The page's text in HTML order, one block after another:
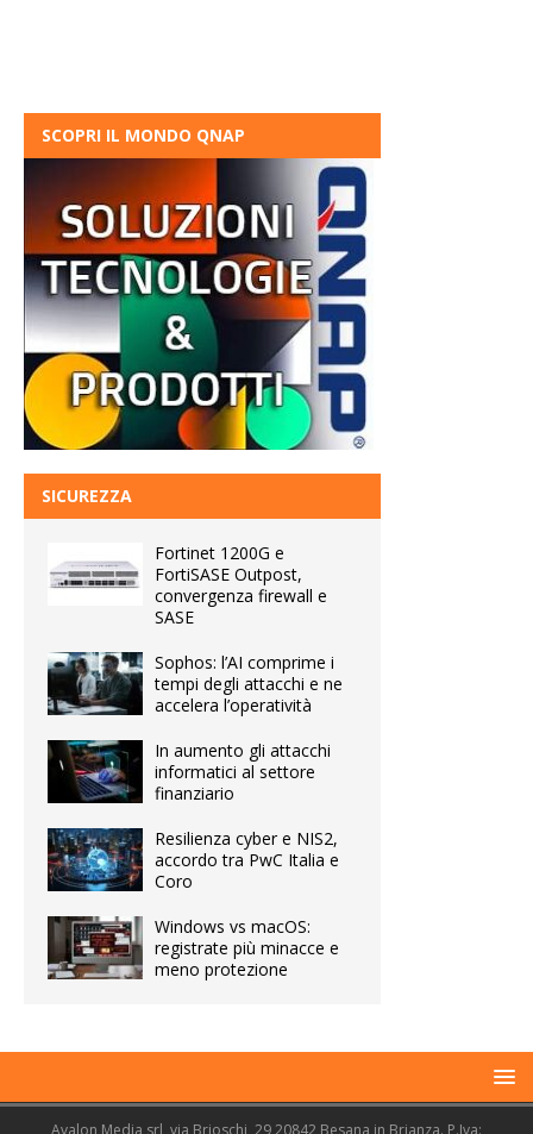
SCOPRI IL MONDO QNAP
SICUREZZA
Fortinet 1200G e
FortiSASE Outpost,
convergenza firewall e
SASE
Sophos: l’AI comprime i
tempi degli attacchi e ne
accelera l’operatività
In aumento gli attacchi
informatici al settore
finanziario
Resilienza cyber e NIS2,
accordo tra PwC Italia e
Coro
Windows vs macOS:
registrate più minacce e
meno protezione
Avalon Media srl, via Brioschi, 29 20842 Besana in Brianza. P.Iva: